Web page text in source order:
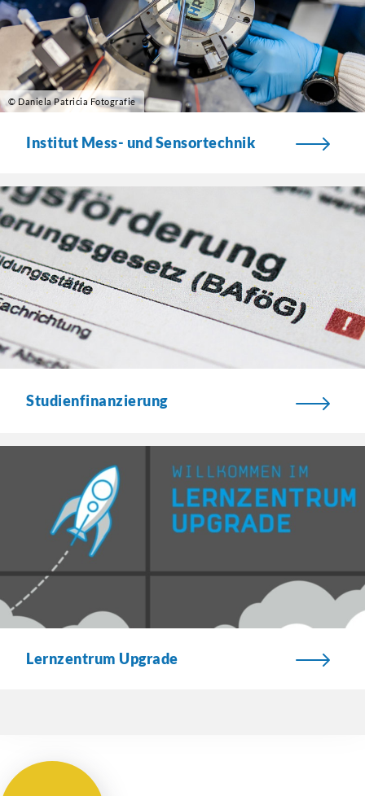
© Daniela Patricia Fotografie
Institut Mess- und Sensortechnik
Studienfinanzierung
Lernzentrum Upgrade